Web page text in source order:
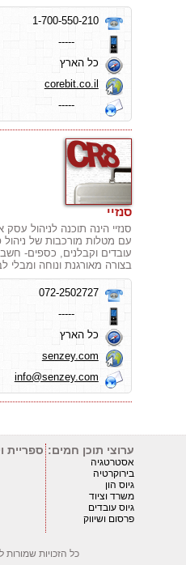
סנזיי
סנזיי הינה תוכנה לניהול
עובדים וקבלנים, כספים-
בצורה מאורגנת ונוחה ומבלי
072-2502727
-----
כל הארץ
senzey.com
info@senzey.com
1-700-550-210
-----
כל הארץ
corebit.co.il
-----
ערוצי תוכן חמים:
אסטרטגיה
בירוקרטיה
גיוס הון
משרד וציוד
גיוס עובדים
פרסום ושיווק
ספריית
כל הזכויות שמורות